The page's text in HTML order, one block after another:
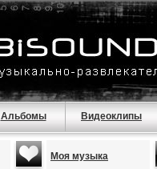
Альбомы Видеоклипы
Моя музыка